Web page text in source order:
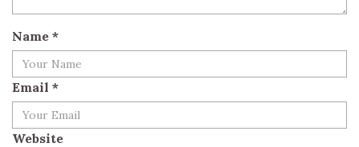
Name *
Email *
Website